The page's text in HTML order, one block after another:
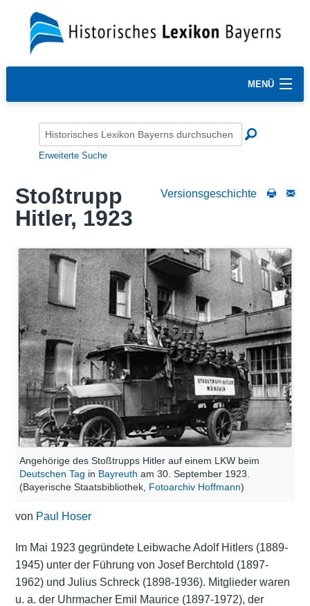
MENÜ
Erweiterte Suche
Versionsgeschichte
Stoßtrupp
Hitler, 1923
Angehörige des Stoßtrupps Hitler auf einem LKW beim
Deutschen Tag in Bayreuth am 30. September 1923.
(Bayerische Staatsbibliothek, Fotoarchiv Hoffmann)
von Paul Hoser
Im Mai 1923 gegründete Leibwache Adolf Hitlers (1889-
1945) unter der Führung von Josef Berchtold (1897-
1962) und Julius Schreck (1898-1936). Mitglieder waren
u. a. der Uhrmacher Emil Maurice (1897-1972), der